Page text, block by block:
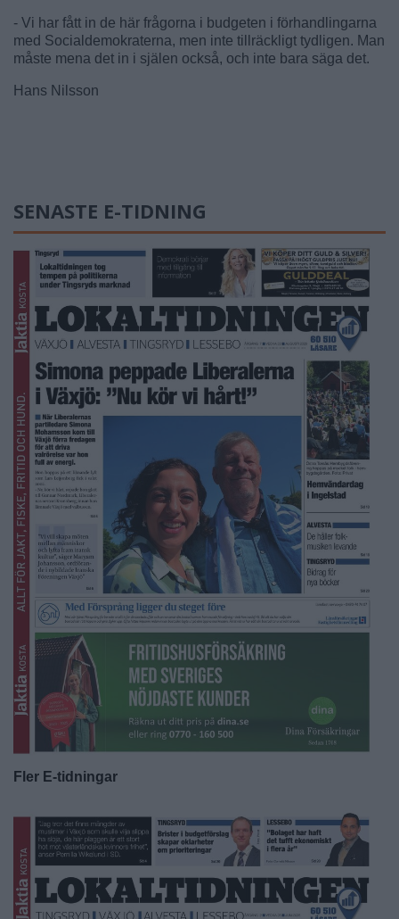
- Vi har fått in de här frågorna i budgeten i förhandlingarna
med Socialdemokraterna, men inte tillräckligt tydligen. Man
måste mena det in i själen också, och inte bara säga det.
Hans Nilsson
SENASTE E-TIDNING
Fler E-tidningar